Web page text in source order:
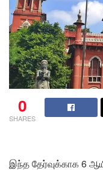
0
SHARES
இந்த தேர்வுக்காக 6